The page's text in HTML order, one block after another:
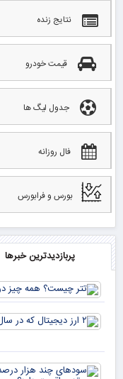
نتایج زنده
قیمت خودرو
جدول لیگ ها
فال روزانه
بورس و فرابورس
پربازدیدترین خبرها